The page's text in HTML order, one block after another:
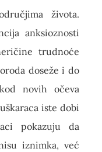
života.
anksioznosti
trudnoće
doseže i do
novih očeva
iste dobi
pokazuju da
iznimka, već